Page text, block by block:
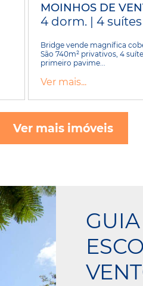
MOINHOS DE
4 dorm. | 4
Bridge vende magnífica
São 740m² privativos, 4
primeiro pavime...
Ver mais...
Ver mais imóveis